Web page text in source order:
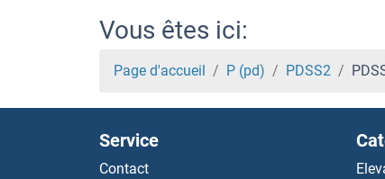
PDIA4 Kits ELISA
PDIA3 Kits ELISA
PDIA2 Kits ELISA
PDHX Kits ELISA
Vous êtes ici:
Page d'accueil P (pd) PDSS2
Service
Contact